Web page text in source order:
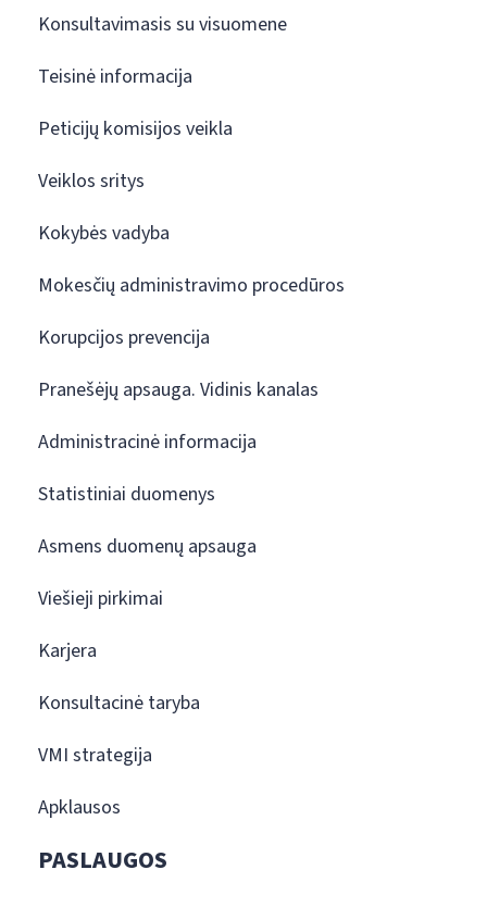
Konsultavimasis su visuomene
Teisinė informacija
Peticijų komisijos veikla
Veiklos sritys
Kokybės vadyba
Mokesčių administravimo procedūros
Korupcijos prevencija
Pranešėjų apsauga. Vidinis kanalas
Administracinė informacija
Statistiniai duomenys
Asmens duomenų apsauga
Viešieji pirkimai
Karjera
Konsultacinė taryba
VMI strategija
Apklausos
PASLAUGOS